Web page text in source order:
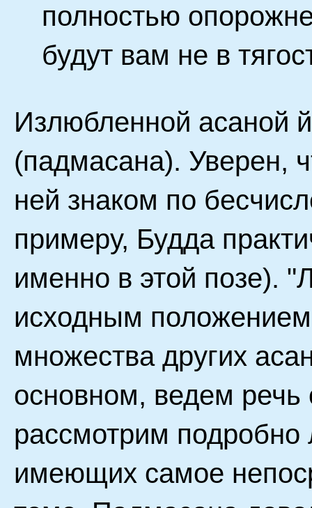
полностью
будут вам не в
Излюбленной асаной
(падмасана). Уверен,
ней знаком по
примеру, Будда
именно в этой позе).
исходным
множества других
основном, ведем речь
рассмотрим подробно
имеющих самое